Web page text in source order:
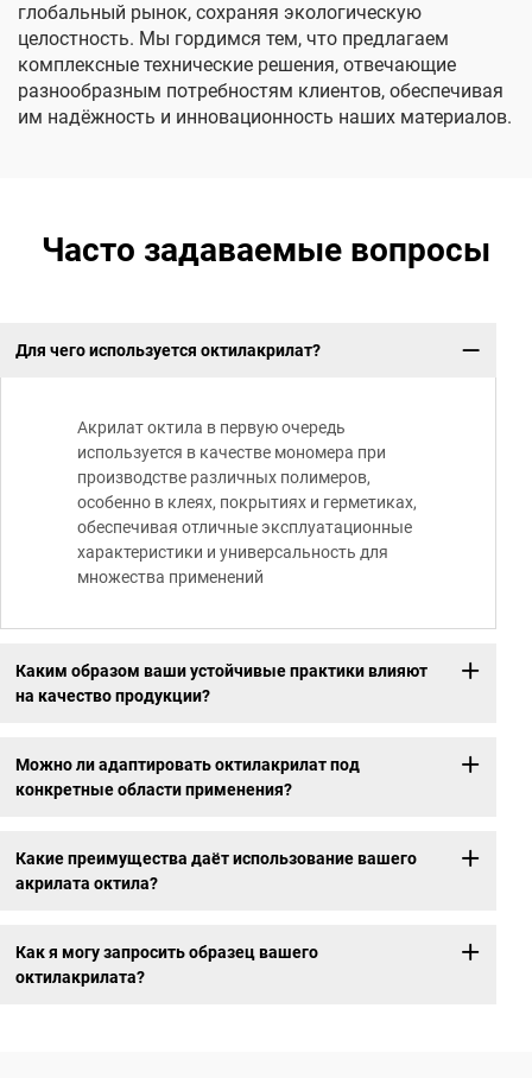
глобальный рынок, сохраняя экологическую
целостность. Мы гордимся тем, что предлагаем
комплексные технические решения, отвечающие
разнообразным потребностям клиентов, обеспечивая
им надёжность и инновационность наших материалов.
Часто задаваемые вопросы
Для чего используется октилакрилат?
Акрилат октила в первую очередь
используется в качестве мономера при
производстве различных полимеров,
особенно в клеях, покрытиях и герметиках,
обеспечивая отличные эксплуатационные
характеристики и универсальность для
множества применений
Каким образом ваши устойчивые практики влияют
на качество продукции?
Можно ли адаптировать октилакрилат под
конкретные области применения?
Какие преимущества даёт использование вашего
акрилата октила?
Как я могу запросить образец вашего
октилакрилата?